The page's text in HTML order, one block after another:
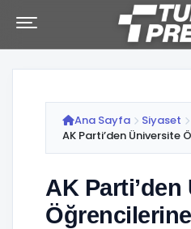
Ana Sayfa
Siyaset
AK Parti’den Üniversite
AK